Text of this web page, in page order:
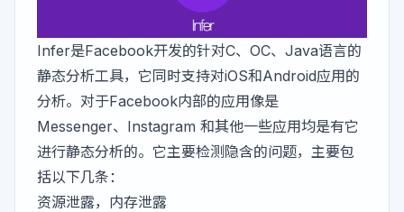
Infer是Facebook开发的针对C、OC、Java语言的
静态分析工具，它同时支持对iOS和Android应用的
分析。对于Facebook内部的应用像是
Messenger、Instagram 和其他一些应用均是有它
进行静态分析的。它主要检测隐含的问题，主要包
括以下几条：
资源泄露，内存泄露